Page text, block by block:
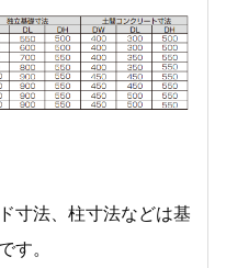
寸法、柱寸法などは基
す。